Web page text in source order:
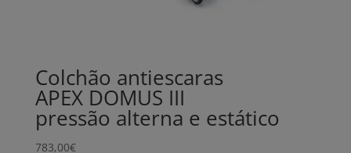
Colchão antiescaras
APEX DOMUS III
pressão alterna e estático
783,00€